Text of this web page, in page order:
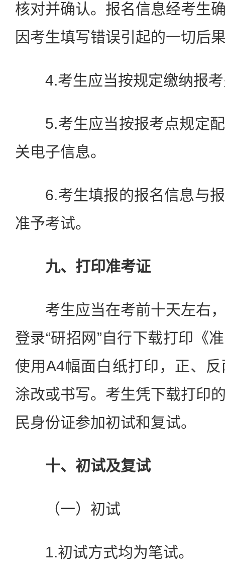
核对并确认。报名信息经考生
因考生填写错误引起的一切后
4.考生应当按规定缴纳报考
5.考生应当按报考点规定配
关电子信息。
6.考生填报的报名信息与报
准予考试。
九、打印准考证
考生应当在考前十天左右，
登录“研招网”自行下载打印《
使用A4幅面白纸打印，正、
涂改或书写。考生凭下载打印
民身份证参加初试和复试。
十、初试及复试
（一）初试
1.初试方式均为笔试。